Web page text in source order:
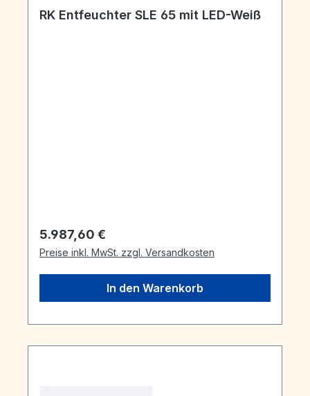
RK Entfeuchter SLE 65 mit LED-Weiß
Regulärer Preis:
5.987,60 €
Preise inkl. MwSt. zzgl. Versandkosten
In den Warenkorb